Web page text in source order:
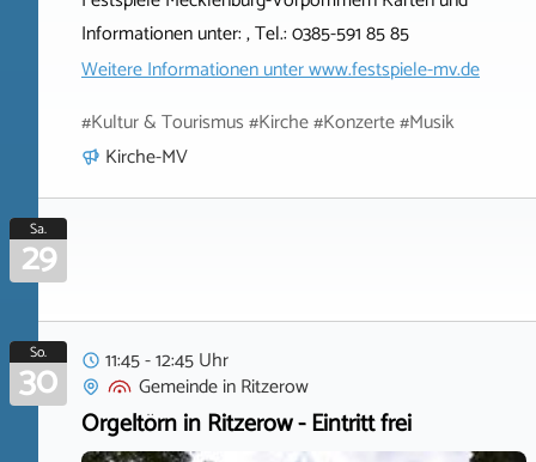
Informationen unter: , Tel.: 0385-591 85 85
Weitere Informationen unterwww.festspiele-mv.de
#Kultur & Tourismus #Kirche #Konzerte #Musik
Kirche-MV
Sa.
29
So.
30
11:45 - 12:45 Uhr
GemeindeinRitzerow
Orgeltörn in Ritzerow - Eintritt frei